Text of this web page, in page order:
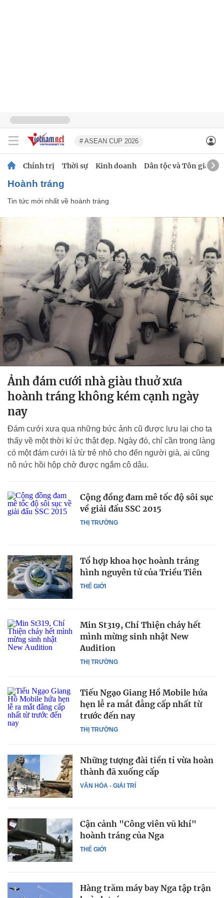
# ASEAN CUP 2026
Chính trị Thời sự Kinh doanh Dân tộc và Tôn giáo
hoành tráng
Tin tức mới nhất về hoành tráng
Ảnh đám cưới nhà giàu thuở xưa
hoành tráng không kém cạnh ngày
nay
Đám cưới xưa qua những bức ảnh cũ được lưu lại cho ta
thấy về một thời kí ức thật đẹp. Ngày đó, chỉ cần trong làng
có một đám cưới là từ trẻ nhỏ cho đến người già, ai cũng
nô nức hồi hộp chờ được ngắm cô dâu.
THỊ TRƯỜNG
Cộng đồng đam mê tốc độ sôi sục
về giải đấu SSC 2015
THẾ GIỚI
Tổ hợp khoa học hoành tráng
hình nguyên tử của Triều Tiên
THỊ TRƯỜNG
Min St319, Chí Thiện cháy hết
mình mừng sinh nhật New
Audition
THỊ TRƯỜNG
Tiếu Ngạo Giang Hồ Mobile hứa
hẹn lễ ra mắt đẳng cấp nhất từ
trước đến nay
VĂN HÓA - GIẢI TRÍ
Những tượng đài tiền tỉ vừa hoàn
thành đã xuống cấp
THẾ GIỚI
Cận cảnh "Công viên vũ khí"
hoành tráng của Nga
Hàng trăm máy bay Nga tập trận